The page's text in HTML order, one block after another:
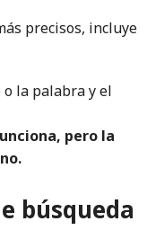
precisos, incluye
la palabra y el
pero la
búsqueda